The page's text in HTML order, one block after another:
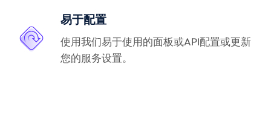
易于配置
使用我们易于使用的面板或API配置或更新
您的服务设置。